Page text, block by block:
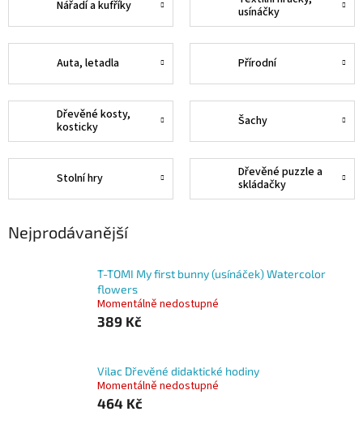
Nářadí a kufříky
usínáčky
Auta, letadla Přírodní
Dřevěné kosty,
kosticky
Šachy
Stolní hry
Dřevěné puzzle a
skládačky
Nejprodávanější
T-TOMI My first bunny (usínáček) Watercolor
flowers
Momentálně nedostupné
389 Kč
Vilac Dřevěné didaktické hodiny
Momentálně nedostupné
464 Kč